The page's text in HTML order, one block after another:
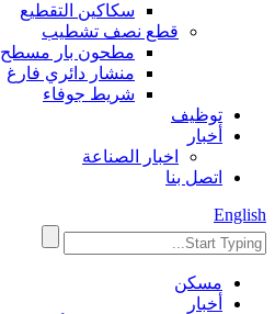
سكاكين التقطيع
قطع نصف تشطيب
مطحون بار مسطح
منشار دائري فارغ
شريط جوفاء
توظيف
أخبار
اخبار الصناعة
اتصل بنا
English
مسكن
أخبار